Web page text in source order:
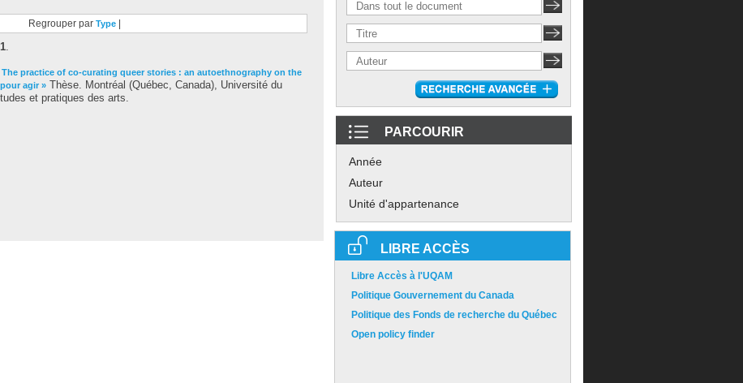
Regrouper par Type
1.
The practice of co-curating queer stories : an autoethnography on the
agir » Thèse. Montréal (Québec, Canada), Université du
et pratiques des arts.
PARCOURIR
Année
Auteur
Unité d'appartenance
LIBRE ACCÈS
Libre Accès à l'UQAM
Politique Gouvernement du Canada
Politique des Fonds de recherche du Québec
Open policy finder